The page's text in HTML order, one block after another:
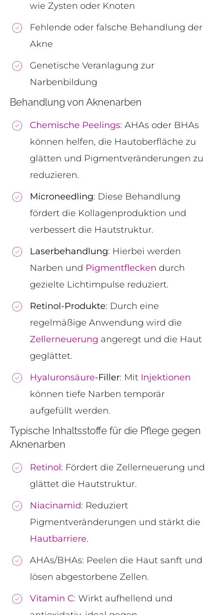
wie Zysten oder Knoten
Fehlende oder falsche Behandlung der
Akne
Genetische Veranlagung zur
Narbenbildung
Behandlung von Aknenarben
Chemische Peelings: AHAs oder BHAs
können helfen, die Hautoberfläche zu
glätten und Pigmentveränderungen zu
reduzieren.
Microneedling: Diese Behandlung
fördert die Kollagenproduktion und
verbessert die Hautstruktur.
Laserbehandlung: Hierbei werden
Narben und Pigmentflecken durch
gezielte Lichtimpulse reduziert.
Retinol-Produkte: Durch eine
regelmäßige Anwendung wird die
Zellerneuerung angeregt und die Haut
geglättet.
Hyaluronsäure-Filler: Mit Injektionen
können tiefe Narben temporär
aufgefüllt werden.
Typische Inhaltsstoffe für die Pflege gegen
Aknenarben
Retinol: Fördert die Zellerneuerung und
glättet die Hautstruktur.
Niacinamid: Reduziert
Pigmentveränderungen und stärkt die
Hautbarriere.
AHAs/BHAs: Peelen die Haut sanft und
lösen abgestorbene Zellen.
Vitamin C: Wirkt aufhellend und